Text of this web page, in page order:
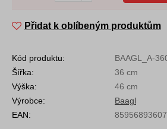
Přidat k oblíbeným produktům
Kód produktu:
BAAGL_A-
Šířka:
36 cm
Výška:
46 cm
Výrobce:
Baagl
EAN: